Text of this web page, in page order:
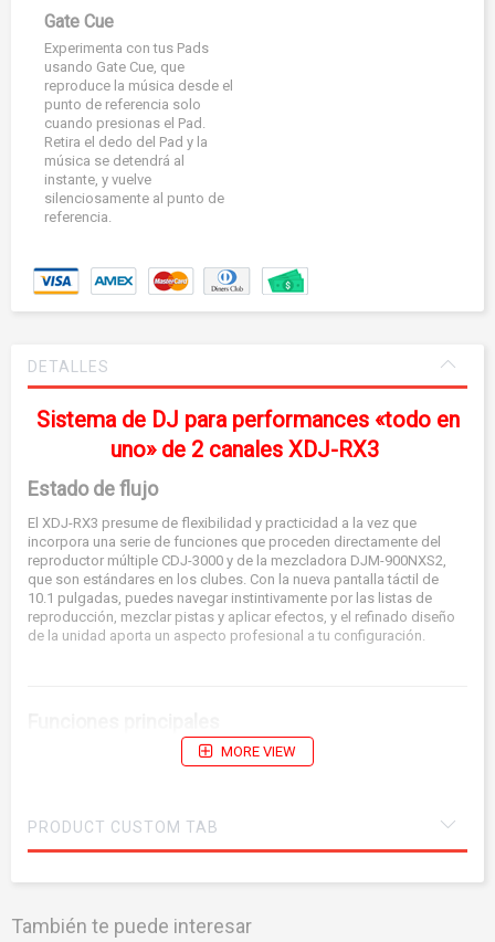
Gate Cue
Experimenta con tus Pads
usando Gate Cue, que
reproduce la música desde el
punto de referencia solo
cuando presionas el Pad.
Retira el dedo del Pad y la
música se detendrá al
instante, y vuelve
silenciosamente al punto de
referencia.
DETALLES
Sistema de DJ para performances «todo en
uno» de 2 canales XDJ-RX3
Estado de flujo
El XDJ-RX3 presume de flexibilidad y practicidad a la vez que
incorpora una serie de funciones que proceden directamente del
reproductor múltiple CDJ-3000 y de la mezcladora DJM-900NXS2,
que son estándares en los clubes. Con la nueva pantalla táctil de
10.1 pulgadas, puedes navegar instintivamente por las listas de
reproducción, mezclar pistas y aplicar efectos, y el refinado diseño
de la unidad aporta un aspecto profesional a tu configuración.
Formatos de archivos de música
AIFF
FLAC
MORE VIEW
PRODUCT CUSTOM TAB
También te puede interesar